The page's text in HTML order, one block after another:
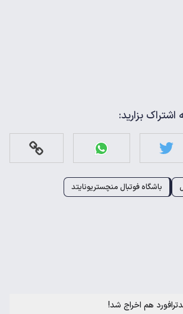
بزارید:
باشگاه فوتبال منچستریونایتد
هم اخراج شد!